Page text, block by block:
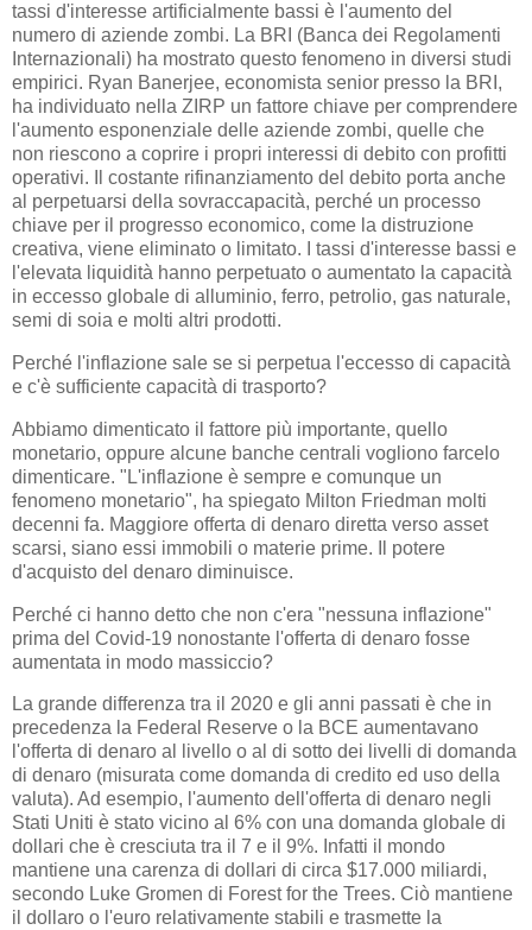
tassi d'interesse artificialmente bassi è l'aumento del
numero di aziende zombi. La BRI (Banca dei Regolamenti
Internazionali) ha mostrato questo fenomeno in diversi studi
empirici. Ryan Banerjee, economista senior presso la BRI,
ha individuato nella ZIRP un fattore chiave per comprendere
l'aumento esponenziale delle aziende zombi, quelle che
non riescono a coprire i propri interessi di debito con profitti
operativi. Il costante rifinanziamento del debito porta anche
al perpetuarsi della sovraccapacità, perché un processo
chiave per il progresso economico, come la distruzione
creativa, viene eliminato o limitato. I tassi d'interesse bassi e
l'elevata liquidità hanno perpetuato o aumentato la capacità
in eccesso globale di alluminio, ferro, petrolio, gas naturale,
semi di soia e molti altri prodotti.
Perché l'inflazione sale se si perpetua l'eccesso di capacità
e c'è sufficiente capacità di trasporto?
Abbiamo dimenticato il fattore più importante, quello
monetario, oppure alcune banche centrali vogliono farcelo
dimenticare. "L'inflazione è sempre e comunque un
fenomeno monetario", ha spiegato Milton Friedman molti
decenni fa. Maggiore offerta di denaro diretta verso asset
scarsi, siano essi immobili o materie prime. Il potere
d'acquisto del denaro diminuisce.
Perché ci hanno detto che non c'era "nessuna inflazione"
prima del Covid-19 nonostante l'offerta di denaro fosse
aumentata in modo massiccio?
La grande differenza tra il 2020 e gli anni passati è che in
precedenza la Federal Reserve o la BCE aumentavano
l'offerta di denaro al livello o al di sotto dei livelli di domanda
di denaro (misurata come domanda di credito ed uso della
valuta). Ad esempio, l'aumento dell'offerta di denaro negli
Stati Uniti è stato vicino al 6% con una domanda globale di
dollari che è cresciuta tra il 7 e il 9%. Infatti il mondo
mantiene una carenza di dollari di circa $17.000 miliardi,
secondo Luke Gromen di Forest for the Trees. Ciò mantiene
il dollaro o l'euro relativamente stabili e trasmette la